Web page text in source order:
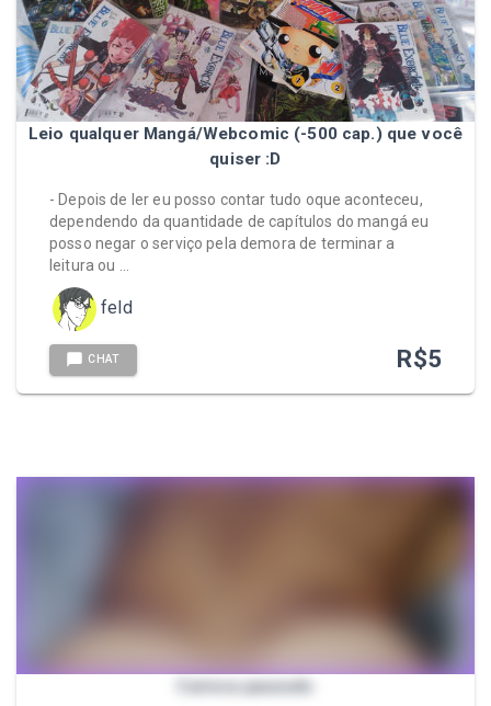
Leio qualquer Mangá/Webcomic (-500 cap.) que você
quiser :D
- Depois de ler eu posso contar tudo oque aconteceu,
dependendo da quantidade de capítulos do mangá eu
posso negar o serviço pela demora de terminar a
leitura ou …
feld
CHAT R$5
Carioca pauzudo